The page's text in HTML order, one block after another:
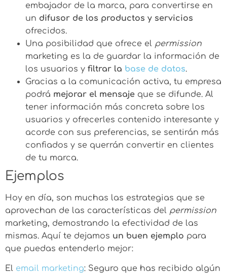
embajador de la marca, para convertirse en
un difusor de los productos y servicios
ofrecidos.
Una posibilidad que ofrece el permission
marketing es la de guardar la información de
los usuarios y filtrar la base de datos.
Gracias a la comunicación activa, tu empresa
podrá mejorar el mensaje que se difunde. Al
tener información más concreta sobre los
usuarios y ofrecerles contenido interesante y
acorde con sus preferencias, se sentirán más
confiados y se querrán convertir en clientes
de tu marca.
Ejemplos
Hoy en día, son muchas las estrategias que se
aprovechan de las características del permission
marketing, demostrando la efectividad de las
mismas. Aquí te dejamos un buen ejemplo para
que puedas entenderlo mejor:
El email marketing: Seguro que has recibido algún